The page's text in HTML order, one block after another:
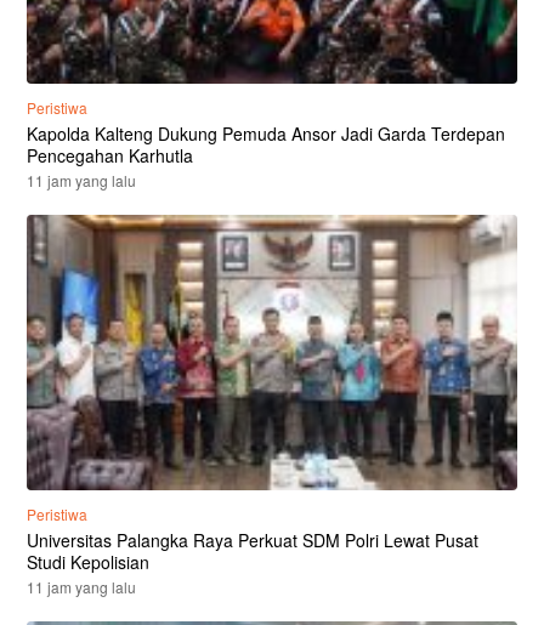
Peristiwa
Kapolda Kalteng Dukung Pemuda Ansor Jadi Garda Terdepan
Pencegahan Karhutla
11 jam yang lalu
Peristiwa
Universitas Palangka Raya Perkuat SDM Polri Lewat Pusat
Studi Kepolisian
11 jam yang lalu